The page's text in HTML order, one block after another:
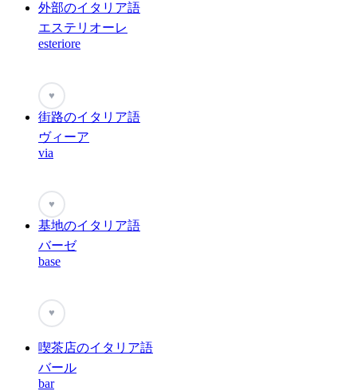
外部のイタリア語
エステリオーレ
esteriore
♥
街路のイタリア語
ヴィーア
via
♥
基地のイタリア語
バーゼ
base
♥
喫茶店のイタリア語
バール
bar